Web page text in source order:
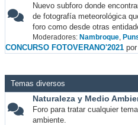
Nuevo subforo donde
de fotografía meteorológica
foro como desde otras
Moderadores: Nambroque,
CONCURSO FOTOVERANO'2021 por
Temas diversos
Naturaleza y Medio
Foro para tratar cualquier
ambiente.